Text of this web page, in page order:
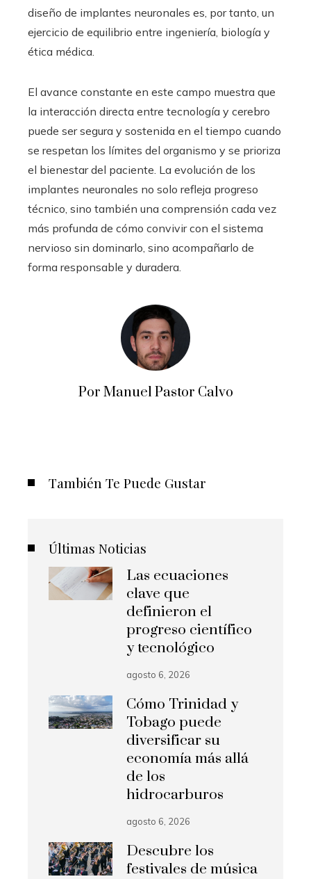
diseño de implantes neuronales es, por tanto, un
ejercicio de equilibrio entre ingeniería, biología y
ética médica.
El avance constante en este campo muestra que
la interacción directa entre tecnología y cerebro
puede ser segura y sostenida en el tiempo cuando
se respetan los límites del organismo y se prioriza
el bienestar del paciente. La evolución de los
implantes neuronales no solo refleja progreso
técnico, sino también una comprensión cada vez
más profunda de cómo convivir con el sistema
nervioso sin dominarlo, sino acompañarlo de
forma responsable y duradera.
Por Manuel Pastor Calvo
También Te Puede Gustar
Últimas Noticias
Las ecuaciones
clave que
definieron el
progreso científico
y tecnológico
agosto 6, 2026
Cómo Trinidad y
Tobago puede
diversificar su
economía más allá
de los
hidrocarburos
agosto 6, 2026
Descubre los
festivales de música